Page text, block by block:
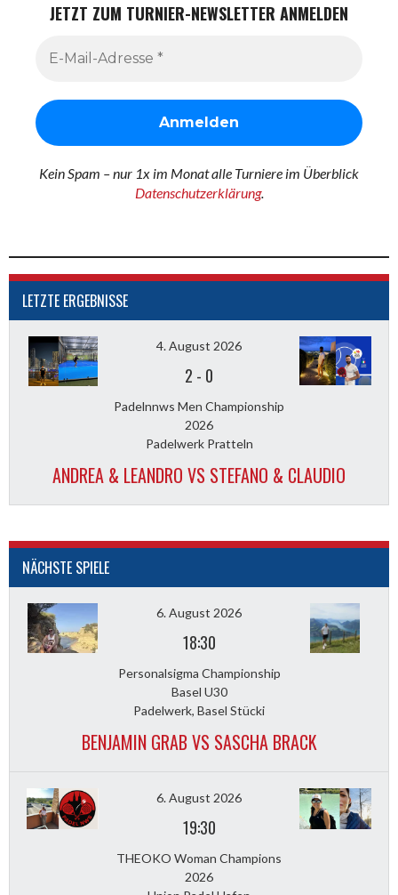
JETZT ZUM TURNIER-NEWSLETTER ANMELDEN
Kein Spam – nur 1x im Monat alle Turniere im Überblick
Datenschutzerklärung.
LETZTE ERGEBNISSE
4. August 2026
2 - 0
Padelnnws Men Championship
2026
Padelwerk Pratteln
ANDREA & LEANDRO VS STEFANO & CLAUDIO
NÄCHSTE SPIELE
6. August 2026
18:30
Personalsigma Championship
Basel U30
Padelwerk, Basel Stücki
BENJAMIN GRAB VS SASCHA BRACK
6. August 2026
19:30
THEOKO Woman Champions
2026